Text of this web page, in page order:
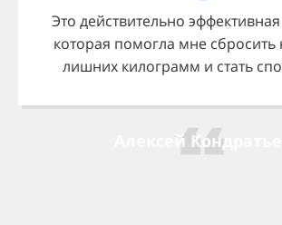
Это действительно
которая помогла мне сбросить
лишних килограмм и стать
Алексей Кондратьев